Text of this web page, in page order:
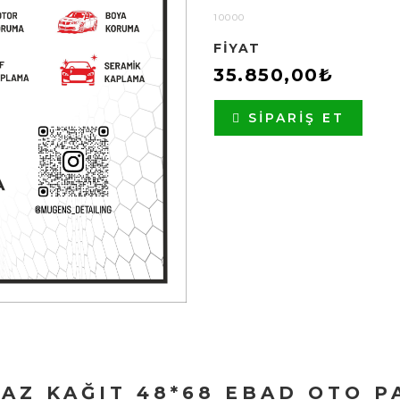
10000
FIYAT
35.850,00₺
SIPARIŞ ET
KAĞIT 48*68 EBAD OTO